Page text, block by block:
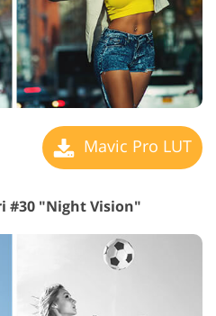
Mavic Pro LUT
#30 "Night Vision"